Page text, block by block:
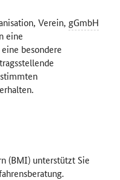
Verein, gGmbH
eine
besondere
(BMI) unterstützt Sie